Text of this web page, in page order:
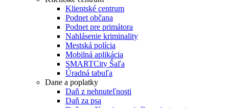
Klientské centrum
Podnet občana
Podnet pre primátora
Nahlásenie kriminality
Mestská polícia
Mobilná aplikácia
SMARTCity Šaľa
Úradná tabuľa
Dane a poplatky
Daň z nehnuteľnosti
Daň za psa